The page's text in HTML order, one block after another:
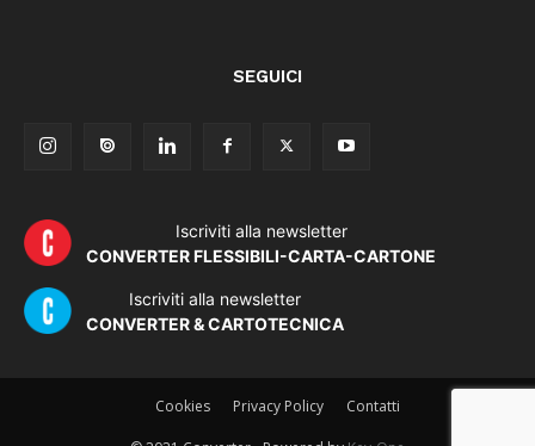
SEGUICI
Iscriviti alla newsletter
CONVERTER FLESSIBILI-CARTA-CARTONE
Iscriviti alla newsletter
CONVERTER & CARTOTECNICA
Cookies Privacy Policy Contatti